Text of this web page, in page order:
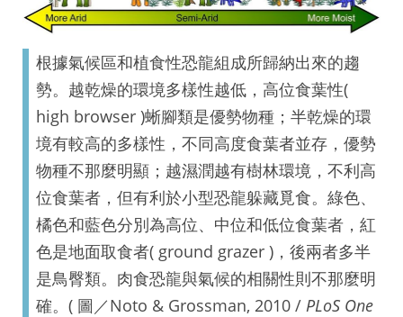
根據氣候區和植食性恐龍組成所歸納出來的趨
勢。越乾燥的環境多樣性越低，高位食葉性(
high browser )蜥腳類是優勢物種；半乾燥的環
境有較高的多樣性，不同高度食葉者並存，優勢
物種不那麼明顯；越濕潤越有樹林環境，不利高
位食葉者，但有利於小型恐龍躲藏覓食。綠色、
橘色和藍色分別為高位、中位和低位食葉者，紅
色是地面取食者( ground grazer )，後兩者多半
是鳥臀類。肉食恐龍與氣候的相關性則不那麼明
確。( 圖／Noto & Grossman, 2010 / PLoS One